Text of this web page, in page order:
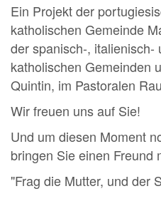
Ein Projekt der
katholischen Gemeinde
der spanisch-, italienisch-
katholischen Gemeinden
Quintin, im Pastoralen
Wir freuen uns auf Sie!
Und um diesen Moment
bringen Sie einen Freund
"Frag die Mutter, und der